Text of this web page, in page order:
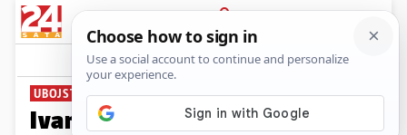
PRIJAVA
News Komentari
UBOJSTVO U ZAGREBU
Ivana K. (33) ubili sa sedam